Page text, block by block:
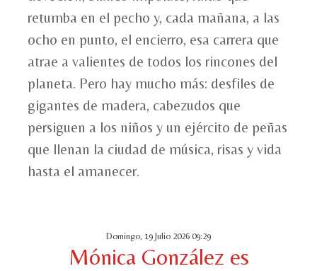
retumba en el pecho y, cada mañana, a las
ocho en punto, el encierro, esa carrera que
atrae a valientes de todos los rincones del
planeta. Pero hay mucho más: desfiles de
gigantes de madera, cabezudos que
persiguen a los niños y un ejército de peñas
que llenan la ciudad de música, risas y vida
hasta el amanecer.
Domingo, 19 Julio 2026 09:29
Mónica González es